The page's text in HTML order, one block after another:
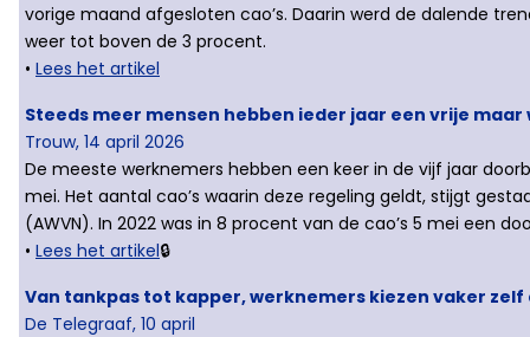
vorige maand afgesloten cao’s. Daarin werd de dalende
weer tot boven de 3 procent.
• Lees het artikel
Steeds meer mensen hebben ieder jaar een vrije
Trouw, 14 april 2026
De meeste werknemers hebben een keer in de vijf jaar
mei. Het aantal cao’s waarin deze regeling geldt, stijgt
(AWVN). In 2022 was in 8 procent van de cao’s 5 mei een
• Lees het artikel🔒
Van tankpas tot kapper, werknemers kiezen vaker
De Telegraaf, 10 april